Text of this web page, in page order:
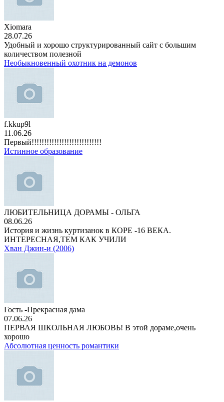
Xiomara
28.07.26
Удобный и хорошо структурированный сайт с большим
количеством полезной
Необыкновенный охотник на демонов
f.kkup9l
11.06.26
Первый!!!!!!!!!!!!!!!!!!!!!!!!!!!!
Истинное образование
ЛЮБИТЕЛЬНИЦА ДОРАМЫ - ОЛЬГА
08.06.26
История и жизнь куртизанок в КОРЕ -16 ВЕКА.
ИНТЕРЕСНАЯ,ТЕМ КАК УЧИЛИ
Хван Джин-и (2006)
Гость -Прекрасная дама
07.06.26
ПЕРВАЯ ШКОЛЬНАЯ ЛЮБОВЬ! В этой дораме,очень
хорошо
Абсолютная ценность романтики